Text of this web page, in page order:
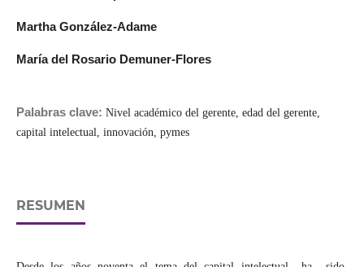
Martha González-Adame
María del Rosario Demuner-Flores
Palabras clave: Nivel académico del gerente, edad del gerente,
capital intelectual, innovación, pymes
RESUMEN